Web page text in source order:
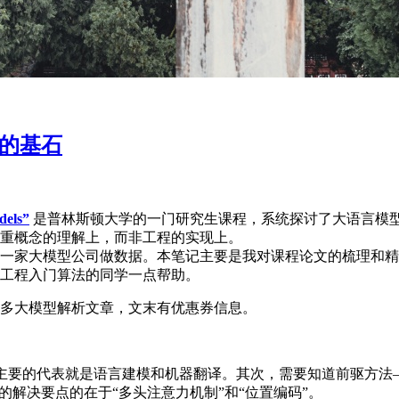
基石
是普林斯顿大学的一门研究生课程，系统探讨了大语言
概念的理解上，而非工程的实现上。
家大模型公司做数据。本笔记主要是我对课程论文的梳理和
程入门算法的同学一点帮助。
大模型解析文章，文末有优惠券信息。
要的代表就是语言建模和机器翻译。其次，需要知道前驱
解决要点的在于“多头注意力机制”和“位置编码”。